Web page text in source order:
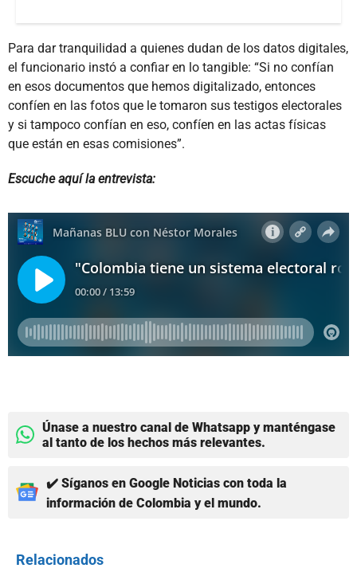
Para dar tranquilidad a quienes dudan de los datos digitales,
el funcionario instó a confiar en lo tangible: “Si no confían
en esos documentos que hemos digitalizado, entonces
confíen en las fotos que le tomaron sus testigos electorales
y si tampoco confían en eso, confíen en las actas físicas
que están en esas comisiones”.
Escuche aquí la entrevista:
Únase a nuestro canal de Whatsapp y manténgase
al tanto de los hechos más relevantes.
✔️ Síganos en Google Noticias con toda la
información de Colombia y el mundo.
Relacionados